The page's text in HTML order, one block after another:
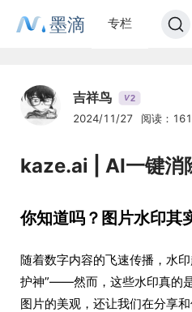
墨滴 专栏
吉祥鸟 V2
2024/11/27 阅读：161
kaze.ai | AI一键消
你知道吗？图片水印其
随着数字内容的飞速传播，水
护神”——然而，这些水印真的
图片的美观，还让我们在分享